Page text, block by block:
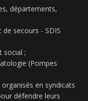
départements,
de secours - SDIS
social ;
(Pompes
en syndicats
défendre leurs